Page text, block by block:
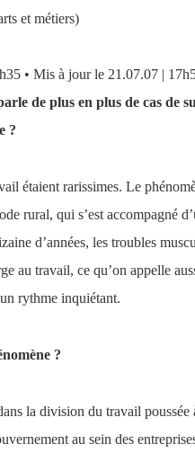
et métiers)
• Mis à jour le 21.07.07 |
de plus en plus de cas de
?
étaient rarissimes. Le
rural, qui s’est accompagné
d’années, les troubles
au travail, ce qu’on appelle
rythme inquiétant.
?
la division du travail poussée
au sein des